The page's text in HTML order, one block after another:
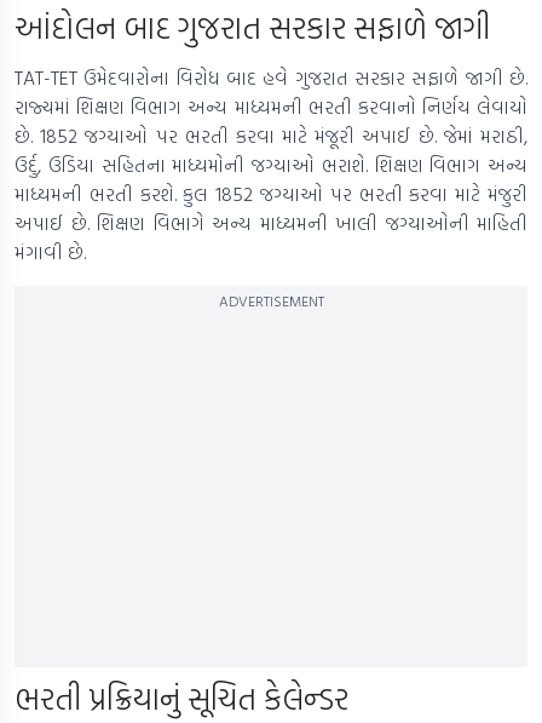
આંદોલન બાદ ગુજરાત સરકાર સફાળે જાગી
TAT-TET ઉમેદવારોના વિરોધ બાદ હવે ગુજરાત સરકાર સફાળે જાગી છે.
રાજ્યમાં શિક્ષણ વિભાગ અન્ય માધ્યમની ભરતી કરવાનો નિર્ણય લેવાયો
છે. 1852 જગ્યાઓ પર ભરતી કરવા માટે મંજૂરી અપાઈ છે. જેમાં મરાઠી,
ઉર્દુ, ઉડિયા સહિતના માધ્યમોની જગ્યાઓ ભરાશે. શિક્ષણ વિભાગ અન્ય
માધ્યમની ભરતી કરશે. કુલ 1852 જગ્યાઓ પર ભરતી કરવા માટે મંજુરી
અપાઈ છે. શિક્ષણ વિભાગે અન્ય માધ્યમની ખાલી જગ્યાઓની માહિતી
મંગાવી છે.
ADVERTISEMENT
ભરતી પ્રક્રિયાનું સૂચિત કેલેન્‍ડર